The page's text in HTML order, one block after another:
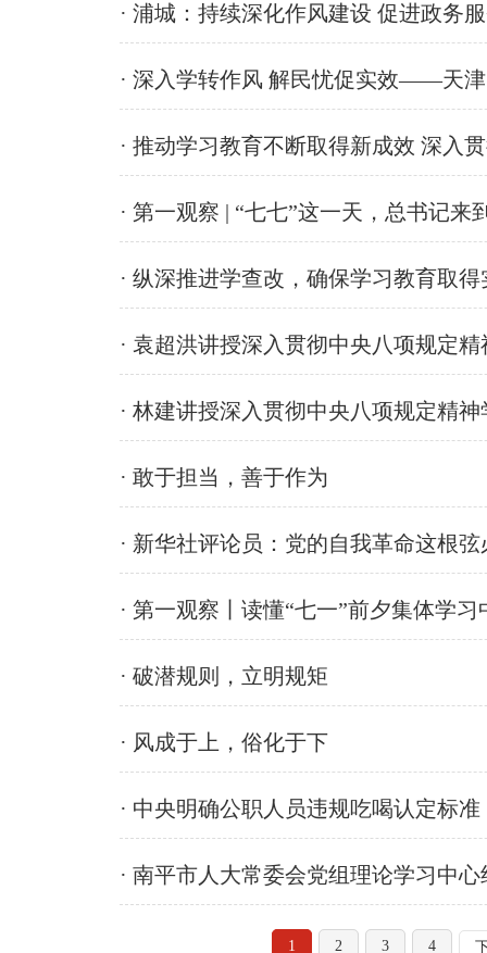
· 浦城：持续深化作风建设 促进政务
· 深入学转作风 解民忧促实效——天
· 推动学习教育不断取得新成效 深入
· 第一观察 | “七七”这一天，总书记来
· 纵深推进学查改，确保学习教育取得
· 袁超洪讲授深入贯彻中央八项规定
· 林建讲授深入贯彻中央八项规定精
· 敢于担当，善于作为
· 新华社评论员：党的自我革命这根
· 第一观察丨读懂“七一”前夕集体学
· 破潜规则，立明规矩
· 风成于上，俗化于下
· 中央明确公职人员违规吃喝认定标准
· 南平市人大常委会党组理论学习中
1 2 3 4